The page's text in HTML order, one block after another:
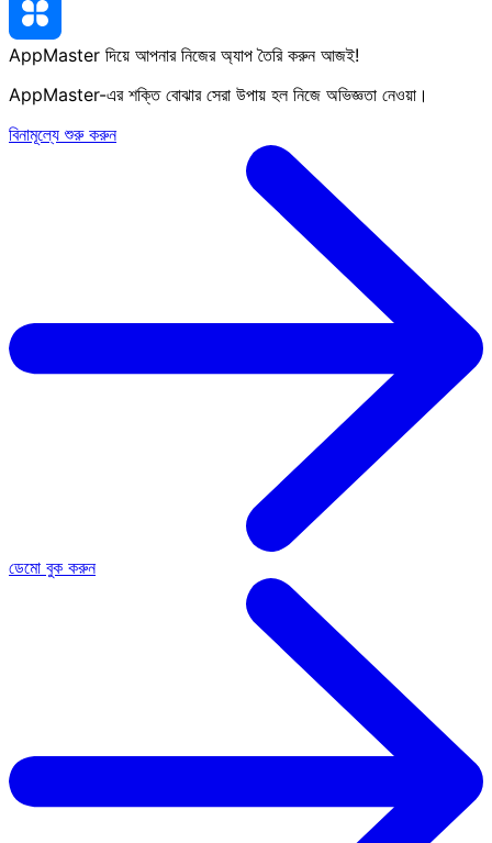
AppMaster দিয়ে আপনার নিজের অ্যাপ তৈরি করুন আজই!
AppMaster-এর শক্তি বোঝার সেরা উপায় হল নিজে অভিজ্ঞতা নেওয়া।
বিনামূল্যে শুরু করুন
ডেমো বুক করুন